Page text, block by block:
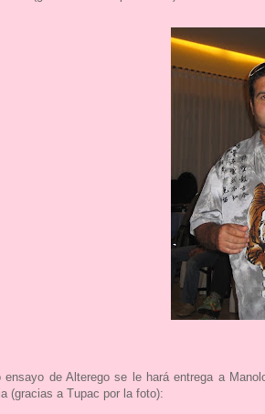
de Alterego se le hará entrega a
(gracias a Tupac por la foto):